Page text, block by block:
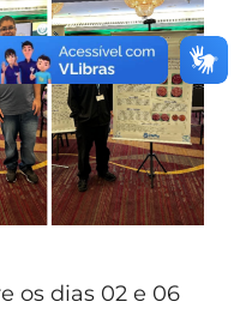
os dias 02 e 06